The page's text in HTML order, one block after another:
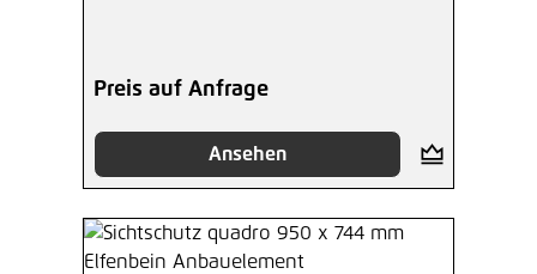
Preis auf Anfrage
Ansehen